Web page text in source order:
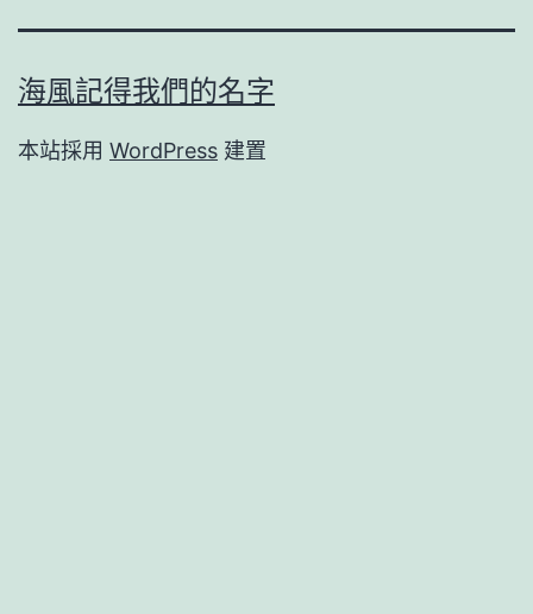
海風記得我們的名字
本站採用 WordPress 建置